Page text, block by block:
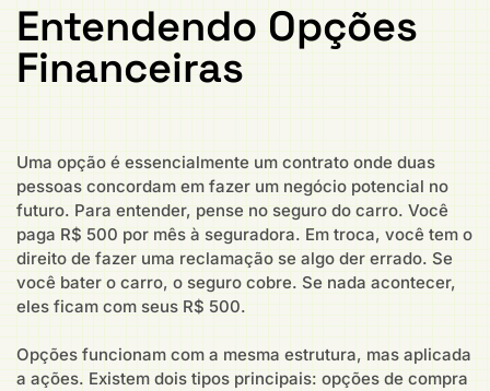
Entendendo Opções
Financeiras
Uma opção é essencialmente um contrato onde duas
pessoas concordam em fazer um negócio potencial no
futuro. Para entender, pense no seguro do carro. Você
paga R$ 500 por mês à seguradora. Em troca, você tem o
direito de fazer uma reclamação se algo der errado. Se
você bater o carro, o seguro cobre. Se nada acontecer,
eles ficam com seus R$ 500.
Opções funcionam com a mesma estrutura, mas aplicada
a ações. Existem dois tipos principais: opções de compra